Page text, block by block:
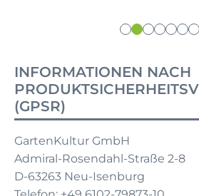
INFORMATIONEN NACH
(GPSR)
GartenKultur GmbH
Admiral-Rosendahl-Straße 2-8
D-63263 Neu-Isenburg